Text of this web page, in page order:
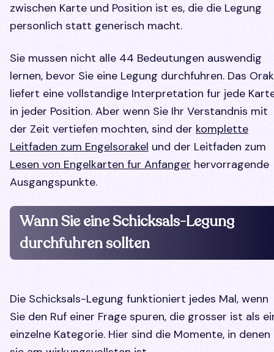
zwischen Karte und Position ist es, die die Legung
personlich statt generisch macht.
Sie mussen nicht alle 44 Bedeutungen auswendig
lernen, bevor Sie eine Legung durchfuhren. Das
liefert eine vollstandige Interpretation fur jede
in jeder Position. Aber wenn Sie Ihr Verstandnis mit
der Zeit vertiefen mochten, sind der komplette
Leitfaden zum Engelsorakel und der Leitfaden zum
Lesen von Engelkarten fur Anfanger hervorragende
Ausgangspunkte.
Wann Sie eine Schicksals-Legung
durchfuhren sollten
Die Schicksals-Legung funktioniert jedes Mal, wenn
Sie den Ruf einer Frage spuren, die grosser ist als
einzelne Kategorie. Hier sind die Momente, in denen